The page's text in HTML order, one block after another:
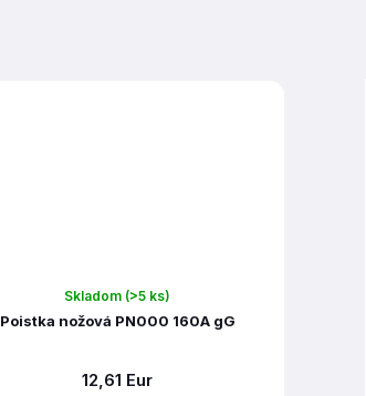
Skladom (>5 ks)
Poistka nožová PN000 160A gG
12,61 Eur